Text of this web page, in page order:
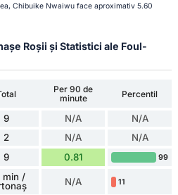
Chibuike Nwaiwu face aproximativ 5.60
Roșii și Statistici ale Foul-
Per 90 de
minute
Percentil
9 N/A N/A
2 N/A N/A
9 0.81 99
min /
N/A 11